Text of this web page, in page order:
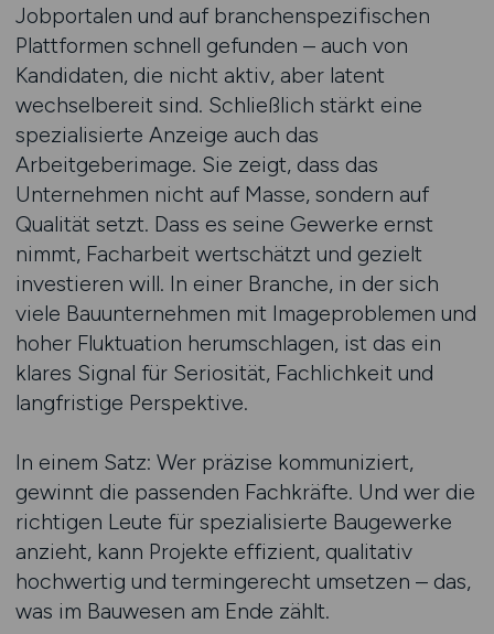
Jobportalen und auf branchenspezifischen
Plattformen schnell gefunden – auch von
Kandidaten, die nicht aktiv, aber latent
wechselbereit sind. Schließlich stärkt eine
spezialisierte Anzeige auch das
Arbeitgeberimage. Sie zeigt, dass das
Unternehmen nicht auf Masse, sondern auf
Qualität setzt. Dass es seine Gewerke ernst
nimmt, Facharbeit wertschätzt und gezielt
investieren will. In einer Branche, in der sich
viele Bauunternehmen mit Imageproblemen und
hoher Fluktuation herumschlagen, ist das ein
klares Signal für Seriosität, Fachlichkeit und
langfristige Perspektive.
In einem Satz: Wer präzise kommuniziert,
gewinnt die passenden Fachkräfte. Und wer die
richtigen Leute für spezialisierte Baugewerke
anzieht, kann Projekte effizient, qualitativ
hochwertig und termingerecht umsetzen – das,
was im Bauwesen am Ende zählt.